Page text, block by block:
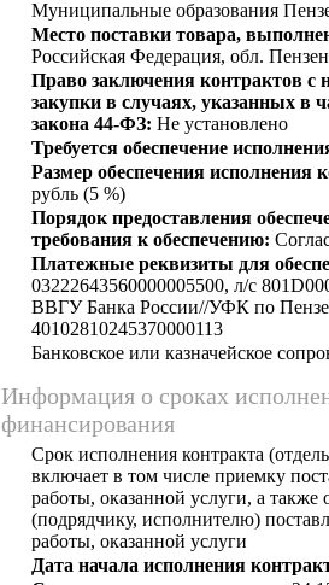
Муниципальные образования
Место поставки товара,
Российская Федерация, обл.
Право заключения контрактов с
закупки в случаях, указанных в
закона 44-ФЗ: Не установлено
Требуется обеспечение
Размер обеспечения исполнения
рубль (5 %)
Порядок предоставления
требования к обеспечению:
Платежные реквизиты для
03222643560000005500, л/c
ВВГУ Банка России//УФК по
40102810245370000113
Банковское или казначейское
Информация о сроках
финансирования
Срок исполнения контракта
включает в том числе приемку
работы, оказанной услуги, а также
(подрядчику, исполнителю)
работы, оказанной услуги
Дата начала исполнения